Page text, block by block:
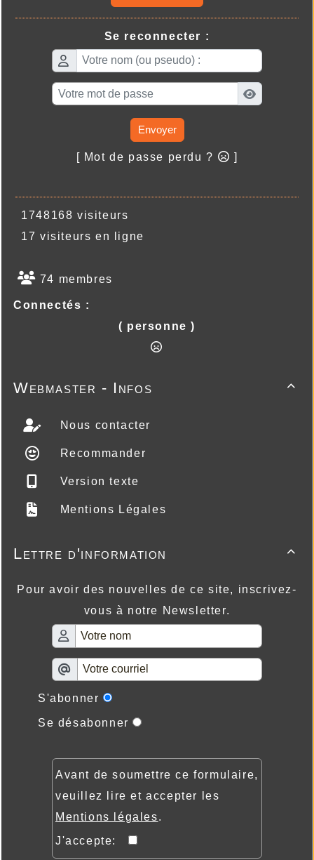
Se reconnecter :
Envoyer
[ Mot de passe perdu ? ]
1748168 visiteurs
17 visiteurs en ligne
74 membres
Connectés :
( personne )

Webmaster - Infos
Nous contacter
Recommander
Version texte
Mentions Légales

Lettre d'information
Pour avoir des nouvelles de ce site, inscrivez-
vous à notre Newsletter.
S'abonner
Se désabonner
Avant de soumettre ce formulaire,
veuillez lire et accepter les
Mentions légales.
J'accepte: